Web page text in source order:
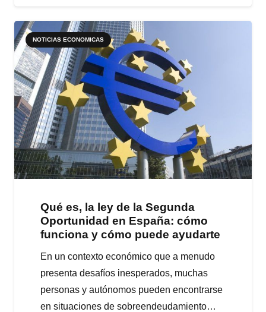
NOTICIAS ECONOMICAS
Qué es, la ley de la Segunda
Oportunidad en España: cómo
funciona y cómo puede ayudarte
En un contexto económico que a menudo
presenta desafíos inesperados, muchas
personas y autónomos pueden encontrarse
en situaciones de sobreendeudamiento…